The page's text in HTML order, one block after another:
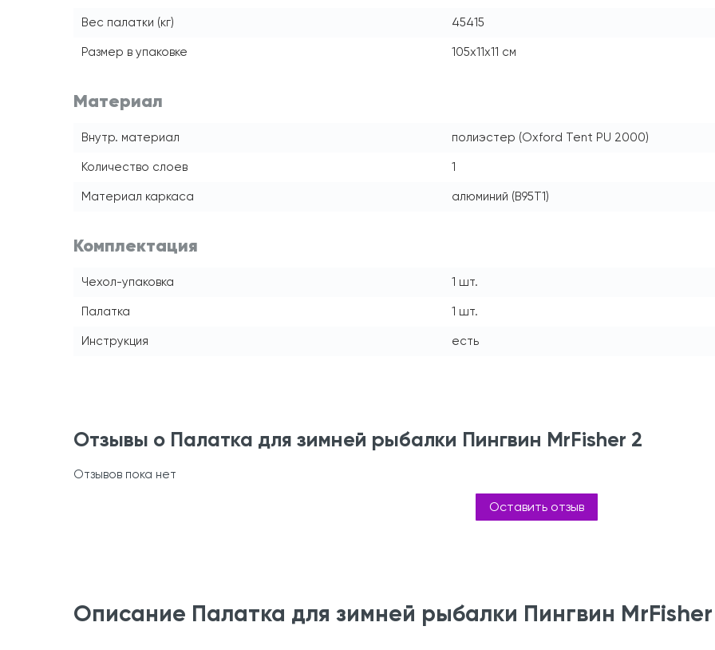
Вес палатки (кг) 45415
Размер в упаковке 105x11x11 см
Материал
Внутр. материал полиэстер (Oxford Tent PU 2000)
Количество слоев 1
Материал каркаса алюминий (В95Т1)
Комплектация
Чехол-упаковка 1 шт.
Палатка 1 шт.
Инструкция есть
Отзывы о Палатка для зимней рыбалки Пингвин MrFisher 2
Отзывов пока нет
Оставить отзыв
Описание Палатка для зимней рыбалки Пингвин